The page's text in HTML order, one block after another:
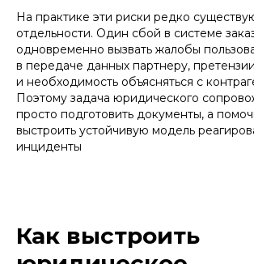
На практике эти риски редко
отдельности. Один сбой в системе
одновременно вызвать жалобы
в передаче данных партнеру,
и необходимость объясняться с
Поэтому задача юридического
просто подготовить документы, а
выстроить устойчивую модель
инциденты
Как выстроить